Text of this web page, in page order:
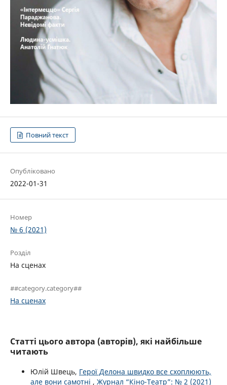
Повний текст
Опубліковано
2022-01-31
Номер
№ 6 (2021)
Розділ
На сценах
##category.category##
На сценах
Статті цього автора (авторів), які найбільше
читають
Юлій Швець, Герої Делона швидко все схоплюють,
але вони самотні , Журнал “Кіно-Театр”: № 2 (2021)